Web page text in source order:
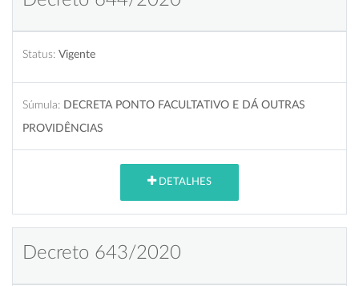
Status: Vigente
Súmula: DECRETA PONTO FACULTATIVO E DÁ OUTRAS
PROVIDÊNCIAS
DETALHES
Decreto 643/2020